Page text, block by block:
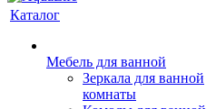
Каталог
Мебель для ванной
Зеркала для ванной
комнаты